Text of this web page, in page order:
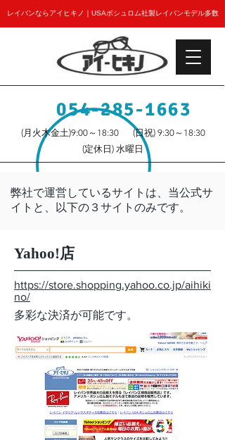
(月火木金土)9:00～18:30 (日祝) 9:30～18:30
054-285-1663
(定休日) 水曜日
レイバンならアイヒキノ｜USAボシュロム社製レイバンモデル多数
​弊社で運営しているサイトは、当公式サ
イトと、以下の３サイトのみです。
Yahoo!店
https://store.shopping.yahoo.co.jp/aihiki
no/
​多彩な決済が可能です。